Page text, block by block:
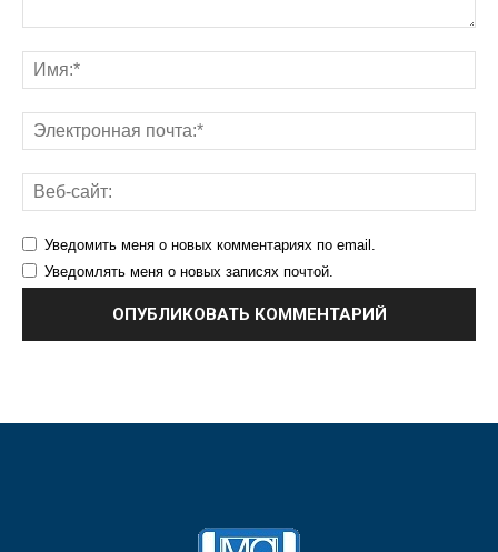
Уведомить меня о новых комментариях по email.
Уведомлять меня о новых записях почтой.